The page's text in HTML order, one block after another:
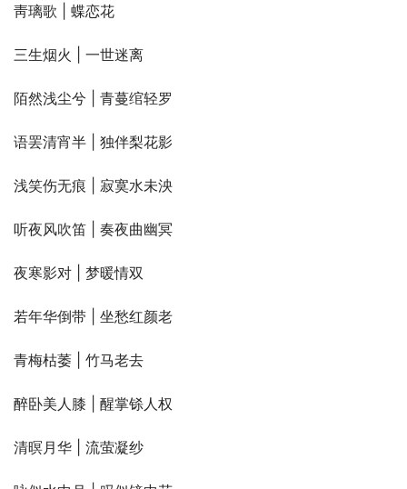
靑璃歌 | 蝶恋花
三生烟火 | 一世迷离
陌然浅尘兮 | 青蔓绾轻罗
语罢清宵半 | 独伴梨花影
浅笑伤无痕 | 寂寞水未泱
听夜风吹笛 | 奏夜曲幽冥
夜寒影对 | 梦暖情双
若年华倒带 | 坐愁红颜老
青梅枯萎 | 竹马老去
醉卧美人膝 | 醒掌铩人权
清暝月华 | 流萤凝纱